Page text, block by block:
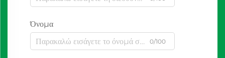
Όνομα
0/100